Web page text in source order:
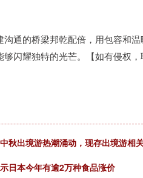
通的桥梁邦乾配倍，用包容和
闪耀独特的光芒。【如有侵权，
秋出境游热潮涌动，现存出境游相
日本今年有逾2万种食品涨价